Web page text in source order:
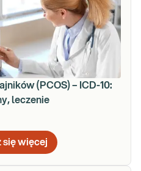
(PCOS) – ICD-10:
leczenie
się więcej